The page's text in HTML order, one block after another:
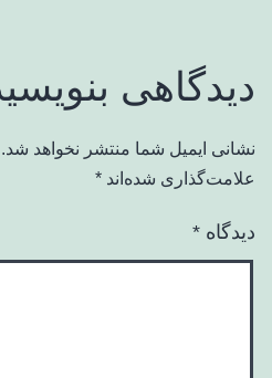
دیدگاهی
نشانی ایمیل شما منتشر نخواهد شد.
علامت‌گذاری شده‌اند *
دیدگاه *